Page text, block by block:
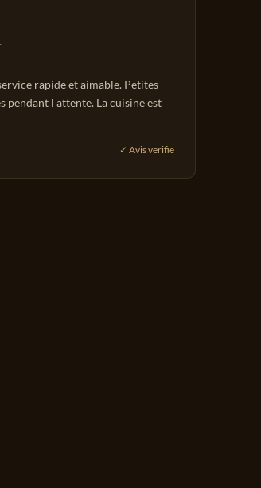
rapide et aimable. Petites
pendant l attente. La cuisine est
✓ Avis verifie